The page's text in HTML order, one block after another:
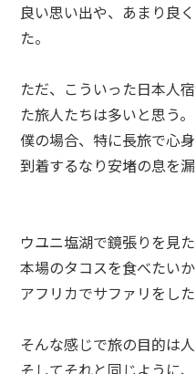
良い思い出や、あまり良
た。
ただ、こういった日本人
た旅人たちは多いと思う。
僕の場合、特に長旅で心
到着するなり安堵の息を
ウユニ塩湖で鏡張りを見
本場のタコスを食べたい
アフリカでサファリをし
そんな感じで旅の目的は人
そしてそれと同じように、